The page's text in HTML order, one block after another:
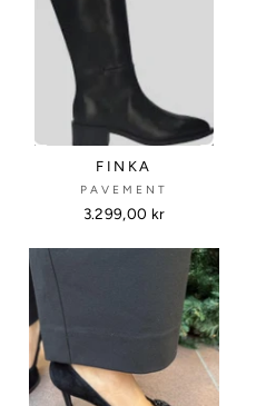
FINKA
PAVEMENT
3.299,00 kr